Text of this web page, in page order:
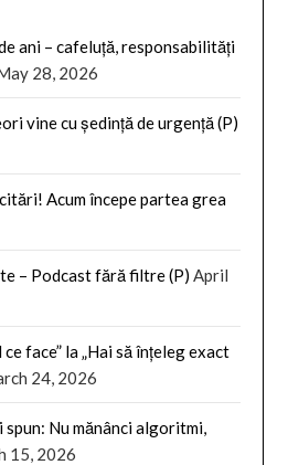
ani – cafeluță, responsabilități
28, 2026
vine cu ședință de urgență (P)
Acum începe partea grea
– Podcast fără filtre (P) April
face” la „Hai să înțeleg exact
24, 2026
Nu mănânci algoritmi,
15, 2026